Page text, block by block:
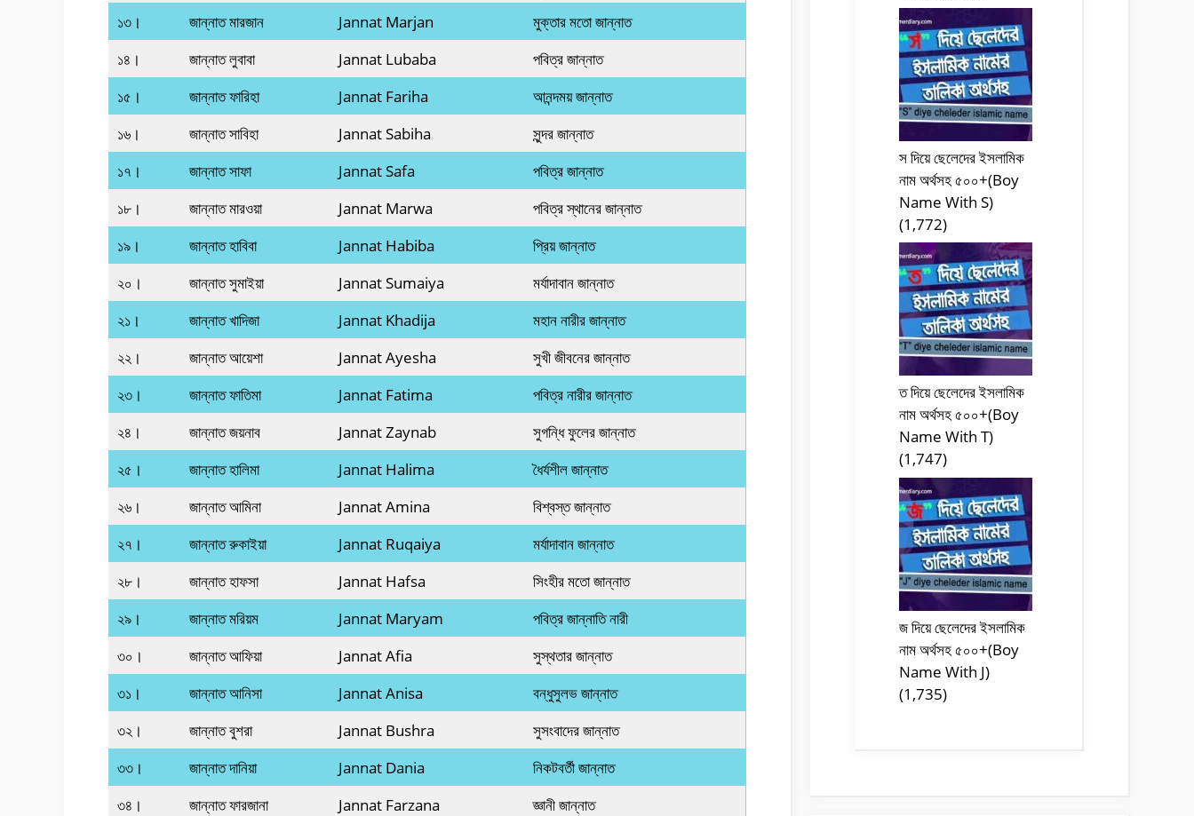
১৩।
জান্নাত মারজান Jannat Marjan
মুক্তার মতো জান্নাত
১৪।
জান্নাত লুবাবা Jannat Lubaba
পবিত্র জান্নাত
১৫।
জান্নাত ফারিহা Jannat Fariha
আনন্দময় জান্নাত
১৬।
জান্নাত সাবিহা Jannat Sabiha
সুন্দর জান্নাত
১৭।
জান্নাত সাফা Jannat Safa
পবিত্র জান্নাত
১৮।
জান্নাত মারওয়া Jannat Marwa
পবিত্র স্থানের জান্নাত
১৯।
জান্নাত হাবিবা Jannat Habiba
প্রিয় জান্নাত
২০।
জান্নাত সুমাইয়া Jannat Sumaiya
মর্যাদাবান জান্নাত
২১।
জান্নাত খাদিজা Jannat Khadija
মহান নারীর জান্নাত
২২।
জান্নাত আয়েশা Jannat Ayesha
সুখী জীবনের জান্নাত
২৩।
জান্নাত ফাতিমা Jannat Fatima
পবিত্র নারীর জান্নাত
২৪।
জান্নাত জয়নাব Jannat Zaynab
সুগন্ধি ফুলের জান্নাত
২৫।
জান্নাত হালিমা Jannat Halima
ধৈর্যশীল জান্নাত
২৬।
জান্নাত আমিনা Jannat Amina
বিশ্বস্ত জান্নাত
২৭।
জান্নাত রুকাইয়া Jannat Ruqaiya
মর্যাদাবান জান্নাত
২৮।
জান্নাত হাফসা Jannat Hafsa
সিংহীর মতো জান্নাত
২৯।
জান্নাত মরিয়ম Jannat Maryam
পবিত্র জান্নাতি নারী
৩০।
জান্নাত আফিয়া Jannat Afia
সুস্থতার জান্নাত
৩১।
জান্নাত আনিসা Jannat Anisa
বন্ধুসুলভ জান্নাত
৩২।
জান্নাত বুশরা Jannat Bushra
সুসংবাদের জান্নাত
৩৩।
জান্নাত দানিয়া Jannat Dania
নিকটবর্তী জান্নাত
৩৪।
জান্নাত ফারজানা Jannat Farzana
জ্ঞানী জান্নাত
স দিয়ে ছেলেদের ইসলামিক
নাম অর্থসহ ৫০০+(Boy
Name With S)
(1,772)
ত দিয়ে ছেলেদের ইসলামিক
নাম অর্থসহ ৫০০+(Boy
Name With T)
(1,747)
জ দিয়ে ছেলেদের ইসলামিক
নাম অর্থসহ ৫০০+(Boy
Name With J)
(1,735)